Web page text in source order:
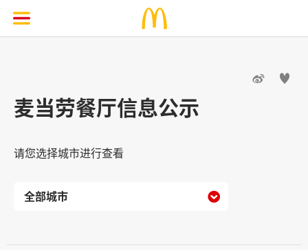
 
麦当劳餐厅信息公示
请您选择城市进行查看
